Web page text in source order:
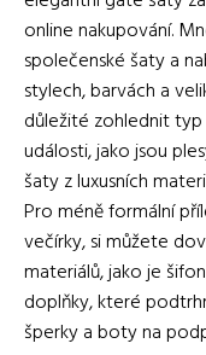
online nakupování.
společenské šaty a
stylech, barvách a
důležité zohlednit
události, jako jsou
šaty z luxusních
Pro méně formální
večírky, si můžete
materiálů, jako je
doplňky, které
šperky a boty na